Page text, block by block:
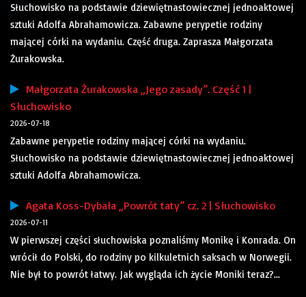
Słuchowisko na podstawie dziewiętnastowiecznej jednoaktowej
sztuki Adolfa Abrahamowicza. Zabawne perypetie rodziny
mającej córki na wydaniu. Część druga. Zaprasza Małgorzata
Żurakowska.
Małgorzata Żurakowska „Jego zasady”. Część 1 |
Słuchowisko
2026-07-18
Zabawne perypetie rodziny mającej córki na wydaniu.
Słuchowisko na podstawie dziewiętnastowiecznej jednoaktowej
sztuki Adolfa Abrahamowicza.
Agata Koss-Dybała „Powrót taty” cz. 2 | Słuchowisko
2026-07-11
W pierwszej części słuchowiska poznaliśmy Monikę i Konrada. On
wrócił do Polski, do rodziny po kilkuletnich saksach w Norwegii.
Nie był to powrót łatwy. Jak wygląda ich życie Moniki teraz?...